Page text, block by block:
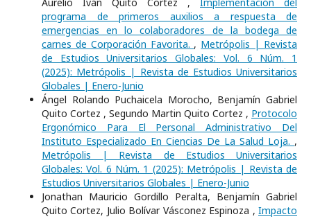
Aurelio Iván Quito Cortez , Implementación del
programa de primeros auxilios a respuesta de
emergencias en lo colaboradores de la bodega de
carnes de Corporación Favorita. , Metrópolis | Revista
de Estudios Universitarios Globales: Vol. 6 Núm. 1
(2025): Metrópolis | Revista de Estudios Universitarios
Globales | Enero-Junio
Ángel Rolando Puchaicela Morocho, Benjamín Gabriel
Quito Cortez , Segundo Martin Quito Cortez , Protocolo
Ergonómico Para El Personal Administrativo Del
Instituto Especializado En Ciencias De La Salud Loja. ,
Metrópolis | Revista de Estudios Universitarios
Globales: Vol. 6 Núm. 1 (2025): Metrópolis | Revista de
Estudios Universitarios Globales | Enero-Junio
Jonathan Mauricio Gordillo Peralta, Benjamín Gabriel
Quito Cortez, Julio Bolívar Vásconez Espinoza , Impacto